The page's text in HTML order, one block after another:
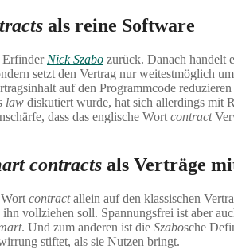
als reine Software
Erfinder Nick Szabo zurück. Danach handelt
setzt den Vertrag nur weitestmöglich
auf den Programmcode
law diskutiert wurde, hat sich allerdings mit
dass das englische Wort contract
contracts als Verträge
contractallein auf den klassischen
vollziehen soll. Spannungsfrei ist aber
. Und zum anderen ist die Szabosche
stiftet, als sie Nutzen bringt.